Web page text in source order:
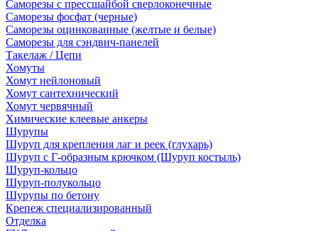
Саморезы с прессшайбой сверлоконечные
Саморезы фосфат (черные)
Саморезы оцинкованные (желтые и белые)
Саморезы для сэндвич-панелей
Такелаж / Цепи
Хомуты
Хомут нейлоновый
Хомут сантехнический
Хомут червячный
Химические клеевые анкеры
Шурупы
Шуруп для крепления лаг и реек (глухарь)
Шуруп с Г-образным крючком (Шуруп костыль)
Шуруп-кольцо
Шуруп-полукольцо
Шурупы по бетону
Крепеж специализированный
Отделка